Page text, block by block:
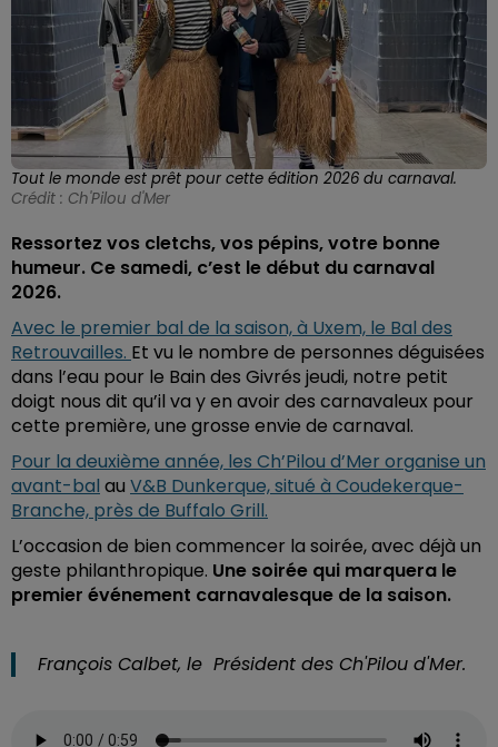
Tout le monde est prêt pour cette édition 2026 du carnaval.
Crédit : Ch'Pilou d'Mer
Ressortez vos cletchs, vos pépins, votre bonne
humeur. Ce samedi, c’est le début du carnaval
2026.
Avec le premier bal de la saison, à Uxem, le Bal des
Retrouvailles. Et vu le nombre de personnes déguisées
dans l’eau pour le Bain des Givrés jeudi, notre petit
doigt nous dit qu’il va y en avoir des carnavaleux pour
cette première, une grosse envie de carnaval.
Pour la deuxième année, les Ch’Pilou d’Mer organise un
avant-bal au V&B Dunkerque, situé à Coudekerque-
Branche, près de Buffalo Grill.
L’occasion de bien commencer la soirée, avec déjà un
geste philanthropique. Une soirée qui marquera le
premier événement carnavalesque de la saison.
François Calbet, le Président des Ch'Pilou d'Mer.